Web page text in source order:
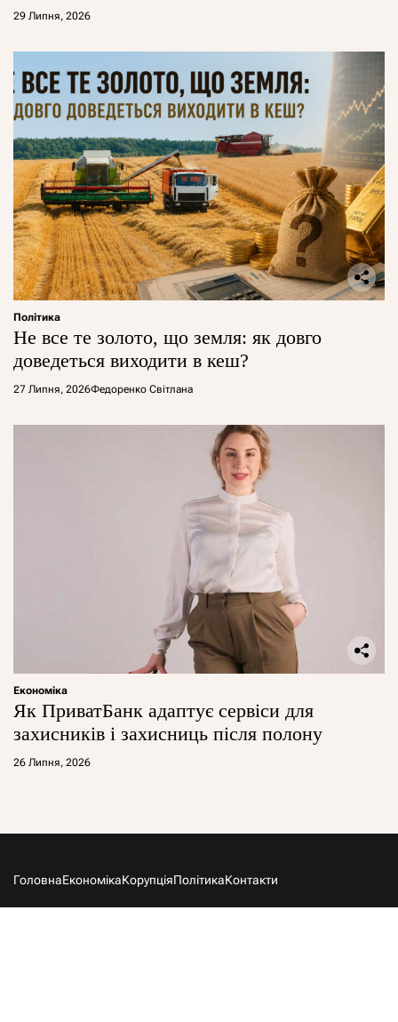
29 Липня, 2026
Політика
Не все те золото, що земля: як довго
доведеться виходити в кеш?
27 Липня, 2026Федоренко Світлана
Економіка
Як ПриватБанк адаптує сервіси для
захисників і захисниць після полону
26 Липня, 2026
ГоловнаЕкономікаКорупціяПолітикаКонтакти